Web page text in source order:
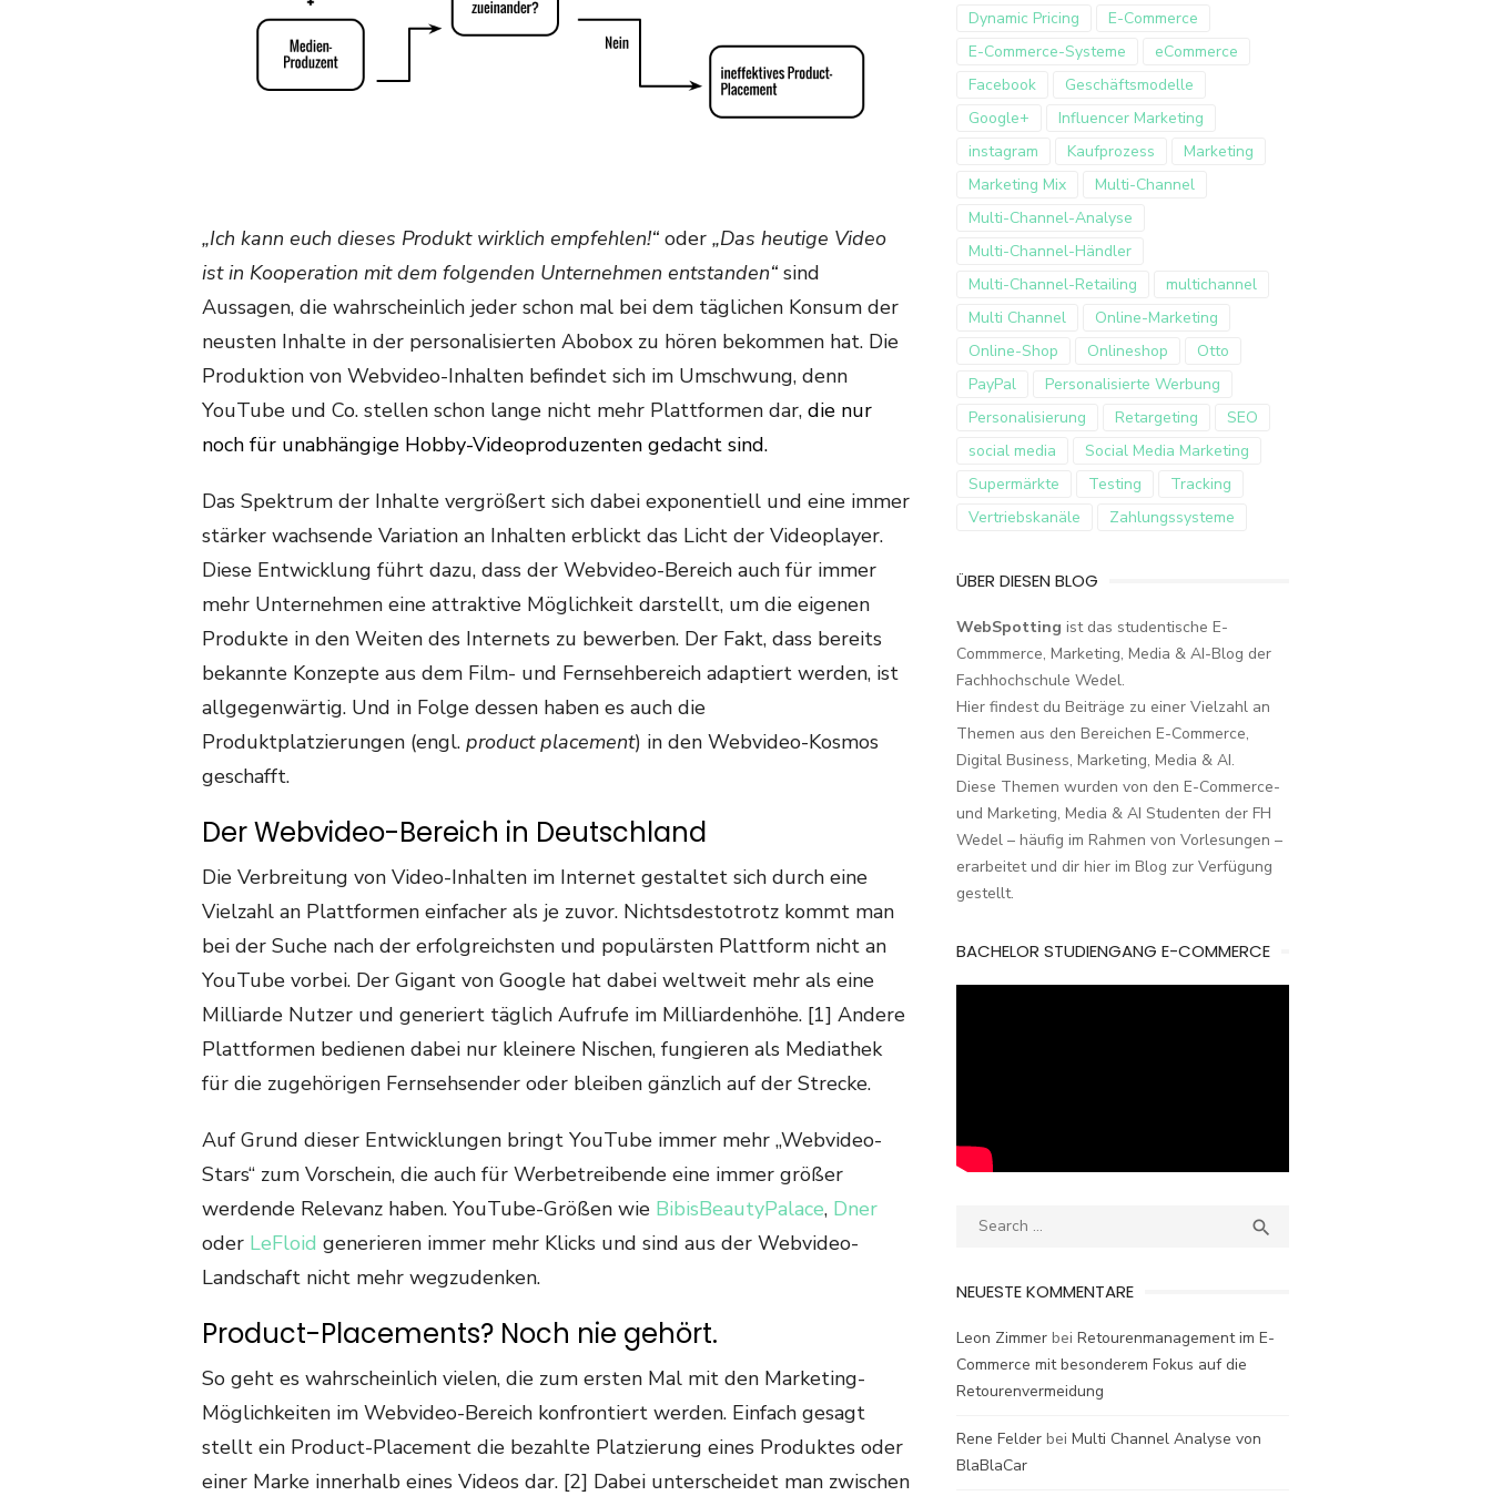
„Ich kann euch dieses Produkt wirklich empfehlen!“ oder „Das heutige Video
ist in Kooperation mit dem folgenden Unternehmen entstanden“ sind
Aussagen, die wahrscheinlich jeder schon mal bei dem täglichen Konsum der
neusten Inhalte in der personalisierten Abobox zu hören bekommen hat. Die
Produktion von Webvideo-Inhalten befindet sich im Umschwung, denn
YouTube und Co. stellen schon lange nicht mehr Plattformen dar, die nur
noch für unabhängige Hobby-Videoproduzenten gedacht sind.
Das Spektrum der Inhalte vergrößert sich dabei exponentiell und eine immer
stärker wachsende Variation an Inhalten erblickt das Licht der Videoplayer.
Diese Entwicklung führt dazu, dass der Webvideo-Bereich auch für immer
mehr Unternehmen eine attraktive Möglichkeit darstellt, um die eigenen
Produkte in den Weiten des Internets zu bewerben. Der Fakt, dass bereits
bekannte Konzepte aus dem Film- und Fernsehbereich adaptiert werden, ist
allgegenwärtig. Und in Folge dessen haben es auch die
Produktplatzierungen (engl. product placement) in den Webvideo-Kosmos
geschafft.
Der Webvideo-Bereich in Deutschland
Die Verbreitung von Video-Inhalten im Internet gestaltet sich durch eine
Vielzahl an Plattformen einfacher als je zuvor. Nichtsdestotrotz kommt man
bei der Suche nach der erfolgreichsten und populärsten Plattform nicht an
YouTube vorbei. Der Gigant von Google hat dabei weltweit mehr als eine
Milliarde Nutzer und generiert täglich Aufrufe im Milliardenhöhe. [1] Andere
Plattformen bedienen dabei nur kleinere Nischen, fungieren als Mediathek
für die zugehörigen Fernsehsender oder bleiben gänzlich auf der Strecke.
Auf Grund dieser Entwicklungen bringt YouTube immer mehr „Webvideo-
Stars“ zum Vorschein, die auch für Werbetreibende eine immer größer
werdende Relevanz haben. YouTube-Größen wie BibisBeautyPalace, Dner
oder LeFloid generieren immer mehr Klicks und sind aus der Webvideo-
Landschaft nicht mehr wegzudenken.
Product-Placements? Noch nie gehört.
So geht es wahrscheinlich vielen, die zum ersten Mal mit den Marketing-
Möglichkeiten im Webvideo-Bereich konfrontiert werden. Einfach gesagt
stellt ein Product-Placement die bezahlte Platzierung eines Produktes oder
einer Marke innerhalb eines Videos dar. [2] Dabei unterscheidet man zwischen
Dynamic Pricing
E-Commerce
E-Commerce-Systeme
eCommerce
Facebook
Geschäftsmodelle
Google+
Influencer Marketing
instagram
Kaufprozess
Marketing
Marketing Mix
Multi-Channel
Multi-Channel-Analyse
Multi-Channel-Händler
Multi-Channel-Retailing
multichannel
Multi Channel
Online-Marketing
Online-Shop
Onlineshop
Otto
PayPal
Personalisierte Werbung
Personalisierung
Retargeting
SEO
social media
Social Media Marketing
Supermärkte
Testing
Tracking
Vertriebskanäle
Zahlungssysteme
ÜBER DIESEN BLOG
WebSpotting ist das studentische E-
Commmerce, Marketing, Media & AI-Blog der
Fachhochschule Wedel.
Hier findest du Beiträge zu einer Vielzahl an
Themen aus den Bereichen E-Commerce,
Digital Business, Marketing, Media & AI.
Diese Themen wurden von den E-Commerce-
und Marketing, Media & AI Studenten der FH
Wedel – häufig im Rahmen von Vorlesungen –
erarbeitet und dir hier im Blog zur Verfügung
gestellt.
BACHELOR STUDIENGANG E-COMMERCE
Search

NEUESTE KOMMENTARE
Leon Zimmer bei Retourenmanagement im E-
Commerce mit besonderem Fokus auf die
Retourenvermeidung
Rene Felder bei Multi Channel Analyse von
BlaBlaCar